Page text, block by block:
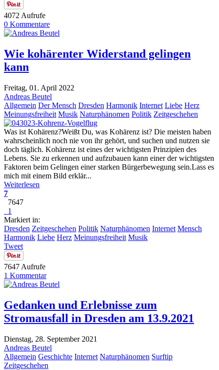
4072 Aufrufe
0 Kommentare
Wie kohärenter Widerstand gelingen
kann
Freitag, 01. April 2022
Andreas Beutel
Allgemein Der Mensch Dresden Harmonik Internet Liebe Herz
Meinungsfreiheit Musik Naturphänomen Politik Zeitgeschehen
Was ist Kohärenz?Weißt Du, was Kohärenz ist? Die meisten haben
wahrscheinlich noch nie von ihr gehört, und suchen und nutzen sie
doch täglich. Kohärenz ist eines der wichtigsten Prinzipien des
Lebens. Sie zu erkennen und aufzubauen kann einer der wichtigsten
Faktoren beim Gelingen einer starken Bürgerbewegung sein.Lass es
mich mit einem Bild erklär...
Weiterlesen
7
7647
1
Markiert in:
Dresden Zeitgeschehen Politik Naturphänomen Internet Mensch
Harmonik Liebe Herz Meinungsfreiheit Musik
Tweet
7647 Aufrufe
1 Kommentar
Gedanken und Erlebnisse zum
Stromausfall in Dresden am 13.9.2021
Dienstag, 28. September 2021
Andreas Beutel
Allgemein Geschichte Internet Naturphänomen Surftip
Zeitgeschehen